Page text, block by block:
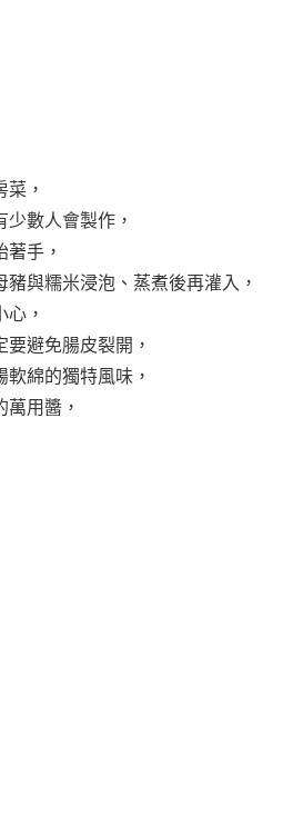
，
數人會製作，
手，
與糯米浸泡、蒸煮後再灌入，
，
避免腸皮裂開，
綿的獨特風味，
用醬，